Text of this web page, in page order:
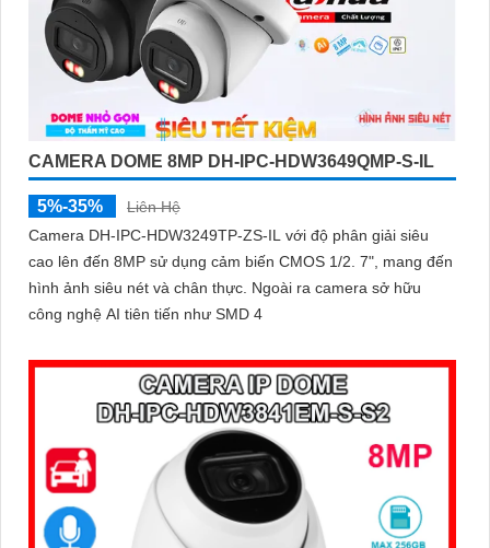
CAMERA DOME 8MP DH-IPC-HDW3649QMP-S-IL
5%-35%
Liên Hệ
Camera DH-IPC-HDW3249TP-ZS-IL với độ phân giải siêu
cao lên đến 8MP sử dụng cảm biến CMOS 1/2. 7", mang đến
hình ảnh siêu nét và chân thực. Ngoài ra camera sở hữu
công nghệ AI tiên tiến như SMD 4